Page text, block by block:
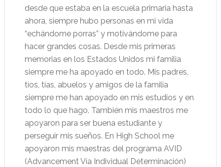
desde que estaba en la escuela primaria hasta
ahora, siempre hubo personas en mi vida
“echándome porras” y motivándome para
hacer grandes cosas. Desde mis primeras
memorias en los Estados Unidos mi familia
siempre me ha apoyado en todo. Mis padres,
tíos, tías, abuelos y amigos de la familia
siempre me han apoyado en mis estudios y en
todo lo que hago. También mis maestros me
apoyaron para ser buena estudiante y
perseguir mis sueños. En High School me
apoyaron mis maestras del programa AVID
(Advancement Vía Individual Determinación)